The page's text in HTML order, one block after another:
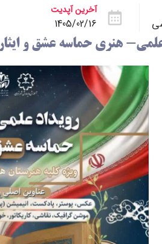
آخرین آپدیت
1405/02/16
هنری حماسه عشق و ایثار